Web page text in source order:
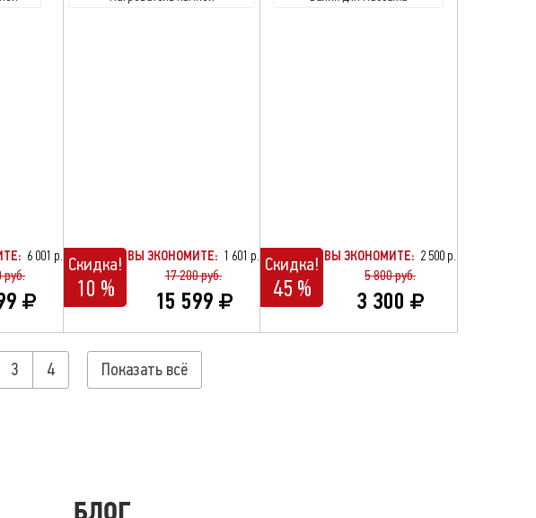
6 001 р.
руб.
Скидка!
10 %
ВЫ ЭКОНОМИТЕ: 1 601 р.
17 200 руб.
15 599
Скидка!
45 %
ВЫ ЭКОНОМИТЕ: 2 500 р.
5 800 руб.
3 300
3 4 Показать всё